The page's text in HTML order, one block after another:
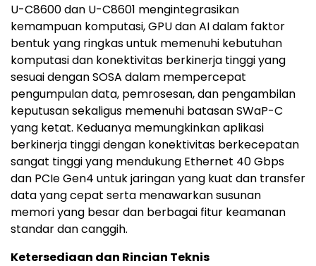
U-C8600 dan U-C8601 mengintegrasikan
kemampuan komputasi, GPU dan AI dalam faktor
bentuk yang ringkas untuk memenuhi kebutuhan
komputasi dan konektivitas berkinerja tinggi yang
sesuai dengan SOSA dalam mempercepat
pengumpulan data, pemrosesan, dan pengambilan
keputusan sekaligus memenuhi batasan SWaP-C
yang ketat. Keduanya memungkinkan aplikasi
berkinerja tinggi dengan konektivitas berkecepatan
sangat tinggi yang mendukung Ethernet 40 Gbps
dan PCIe Gen4 untuk jaringan yang kuat dan transfer
data yang cepat serta menawarkan susunan
memori yang besar dan berbagai fitur keamanan
standar dan canggih.
Ketersediaan dan Rincian Teknis